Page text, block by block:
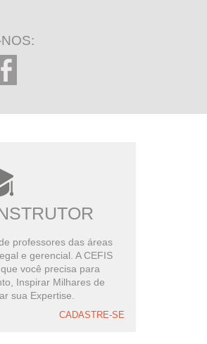
professores das áreas
e gerencial. A CEFIS
você precisa para
Inspirar Milhares de
sua Expertise.
CADASTRE-SE